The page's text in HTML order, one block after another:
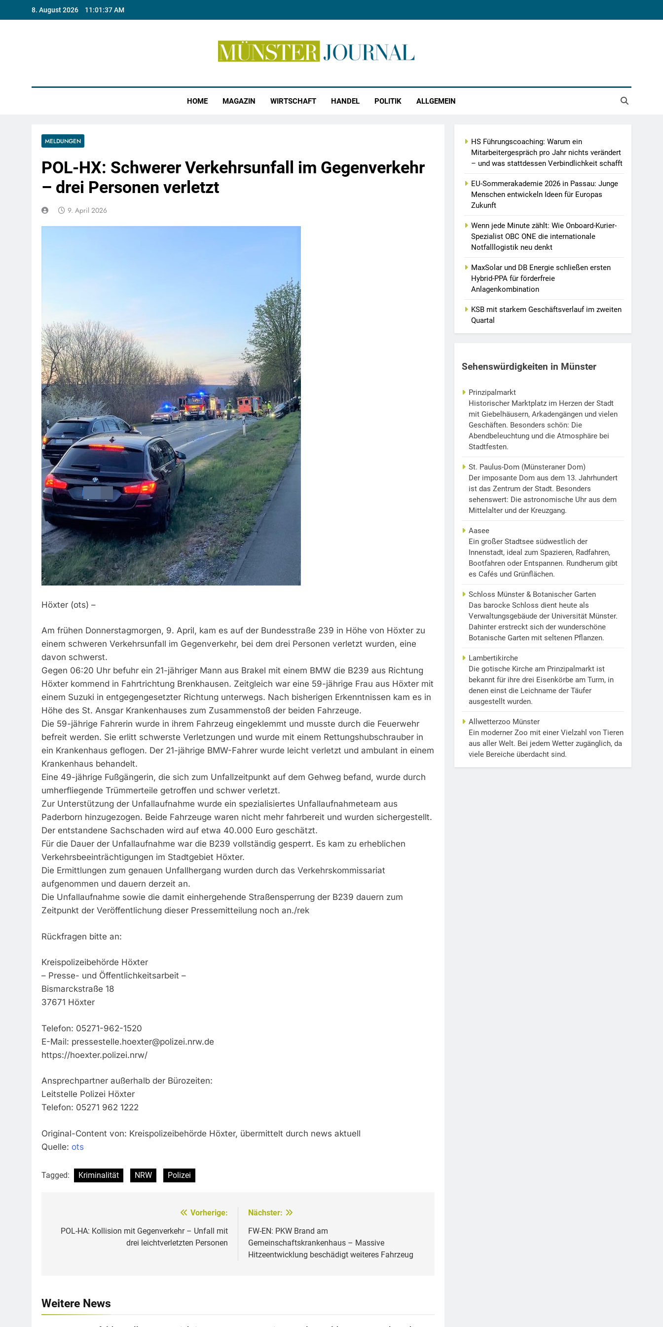
8. August 2026 11:01:38 AM
HOME MAGAZIN WIRTSCHAFT HANDEL POLITIK ALLGEMEIN
MELDUNGEN
POL-HX: Schwerer Verkehrsunfall im Gegenverkehr
– drei Personen verletzt
9. April 2026
Höxter (ots) –
Am frühen Donnerstagmorgen, 9. April, kam es auf der Bundesstraße 239 in Höhe von Höxter zu
einem schweren Verkehrsunfall im Gegenverkehr, bei dem drei Personen verletzt wurden, eine
davon schwerst.
Gegen 06:20 Uhr befuhr ein 21-jähriger Mann aus Brakel mit einem BMW die B239 aus Richtung
Höxter kommend in Fahrtrichtung Brenkhausen. Zeitgleich war eine 59-jährige Frau aus Höxter mit
einem Suzuki in entgegengesetzter Richtung unterwegs. Nach bisherigen Erkenntnissen kam es in
Höhe des St. Ansgar Krankenhauses zum Zusammenstoß der beiden Fahrzeuge.
Die 59-jährige Fahrerin wurde in ihrem Fahrzeug eingeklemmt und musste durch die Feuerwehr
befreit werden. Sie erlitt schwerste Verletzungen und wurde mit einem Rettungshubschrauber in
ein Krankenhaus geflogen. Der 21-jährige BMW-Fahrer wurde leicht verletzt und ambulant in einem
Krankenhaus behandelt.
Eine 49-jährige Fußgängerin, die sich zum Unfallzeitpunkt auf dem Gehweg befand, wurde durch
umherfliegende Trümmerteile getroffen und schwer verletzt.
Zur Unterstützung der Unfallaufnahme wurde ein spezialisiertes Unfallaufnahmeteam aus
Paderborn hinzugezogen. Beide Fahrzeuge waren nicht mehr fahrbereit und wurden sichergestellt.
Der entstandene Sachschaden wird auf etwa 40.000 Euro geschätzt.
Für die Dauer der Unfallaufnahme war die B239 vollständig gesperrt. Es kam zu erheblichen
Verkehrsbeeinträchtigungen im Stadtgebiet Höxter.
Die Ermittlungen zum genauen Unfallhergang wurden durch das Verkehrskommissariat
aufgenommen und dauern derzeit an.
Die Unfallaufnahme sowie die damit einhergehende Straßensperrung der B239 dauern zum
Zeitpunkt der Veröffentlichung dieser Pressemitteilung noch an./rek
Rückfragen bitte an:
Kreispolizeibehörde Höxter
– Presse- und Öffentlichkeitsarbeit –
Bismarckstraße 18
37671 Höxter
Telefon: 05271-962-1520
E-Mail: pressestelle.hoexter@polizei.nrw.de
https://hoexter.polizei.nrw/
Ansprechpartner außerhalb der Bürozeiten:
Leitstelle Polizei Höxter
Telefon: 05271 962 1222
Original-Content von: Kreispolizeibehörde Höxter, übermittelt durch news aktuell
Quelle: ots
Tagged: Kriminalität NRW Polizei
Vorherige:
POL-HA: Kollision mit Gegenverkehr – Unfall mit
drei leichtverletzten Personen
Nächster:
FW-EN: PKW Brand am
Gemeinschaftskrankenhaus – Massive
Hitzeentwicklung beschädigt weiteres Fahrzeug
Weitere News
HS Führungscoaching: Warum ein
Mitarbeitergespräch pro Jahr nichts verändert
– und was stattdessen Verbindlichkeit schafft
EU-Sommerakademie 2026 in Passau: Junge
Menschen entwickeln Ideen für Europas
Zukunft
Wenn jede Minute zählt: Wie Onboard-Kurier-
Spezialist OBC ONE die internationale
Notfalllogistik neu denkt
MaxSolar und DB Energie schließen ersten
Hybrid-PPA für förderfreie
Anlagenkombination
KSB mit starkem Geschäftsverlauf im zweiten
Quartal
Sehenswürdigkeiten in Münster
Prinzipalmarkt
Historischer Marktplatz im Herzen der Stadt
mit Giebelhäusern, Arkadengängen und vielen
Geschäften. Besonders schön: Die
Abendbeleuchtung und die Atmosphäre bei
Stadtfesten.
St. Paulus-Dom (Münsteraner Dom)
Der imposante Dom aus dem 13. Jahrhundert
ist das Zentrum der Stadt. Besonders
sehenswert: Die astronomische Uhr aus dem
Mittelalter und der Kreuzgang.
Aasee
Ein großer Stadtsee südwestlich der
Innenstadt, ideal zum Spazieren, Radfahren,
Bootfahren oder Entspannen. Rundherum gibt
es Cafés und Grünflächen.
Schloss Münster & Botanischer Garten
Das barocke Schloss dient heute als
Verwaltungsgebäude der Universität Münster.
Dahinter erstreckt sich der wunderschöne
Botanische Garten mit seltenen Pflanzen.
Lambertikirche
Die gotische Kirche am Prinzipalmarkt ist
bekannt für ihre drei Eisenkörbe am Turm, in
denen einst die Leichname der Täufer
ausgestellt wurden.
Allwetterzoo Münster
Ein moderner Zoo mit einer Vielzahl von Tieren
aus aller Welt. Bei jedem Wetter zugänglich, da
viele Bereiche überdacht sind.